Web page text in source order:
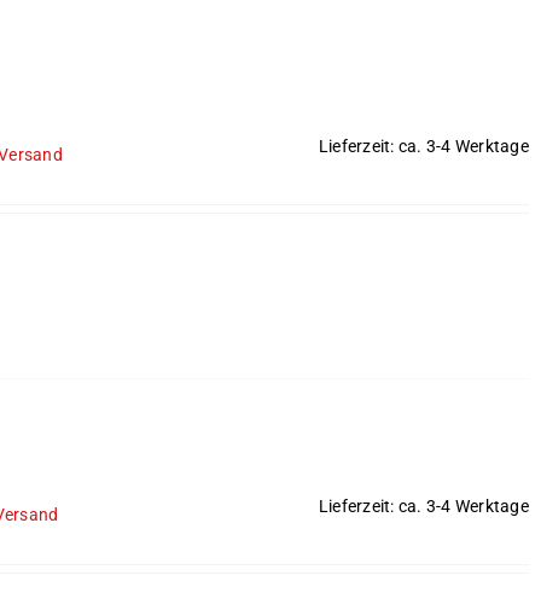
Lieferzeit: ca. 3-4 Werktage
Lieferzeit: ca. 3-4 Werktage